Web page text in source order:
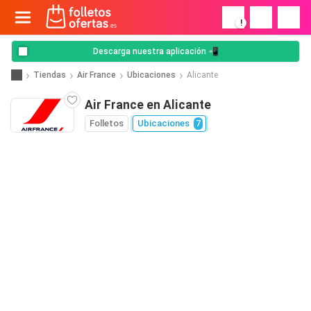
!
Descarga nuestra aplicación 📲
Tiendas Air France Ubicaciones Alicante
Air France en Alicante
Folletos Ubicaciones 7